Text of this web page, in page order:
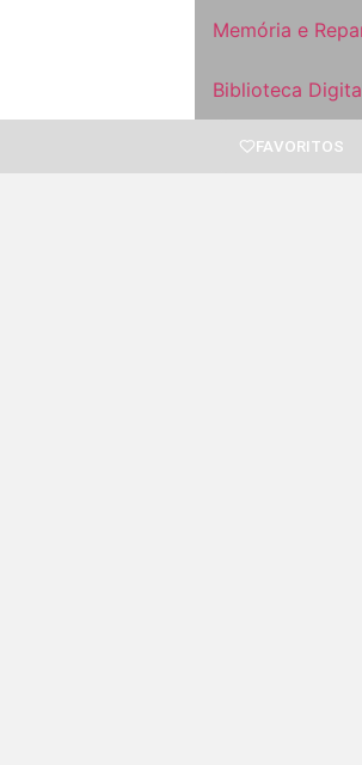
Memória e
Biblioteca
FAVORITOS